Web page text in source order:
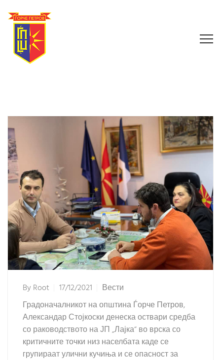
ByRoot 17/12/2021
Вести
Градоначалникот на општина Ѓорче Петров,
Александар Стојкоски денеска оствари средба
со раководството на ЈП „Лајка“ во врска со
критичните точки низ населбата каде се
групираат улични кучиња и се опасност за